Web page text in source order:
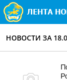
НОВОСТИ ЗА